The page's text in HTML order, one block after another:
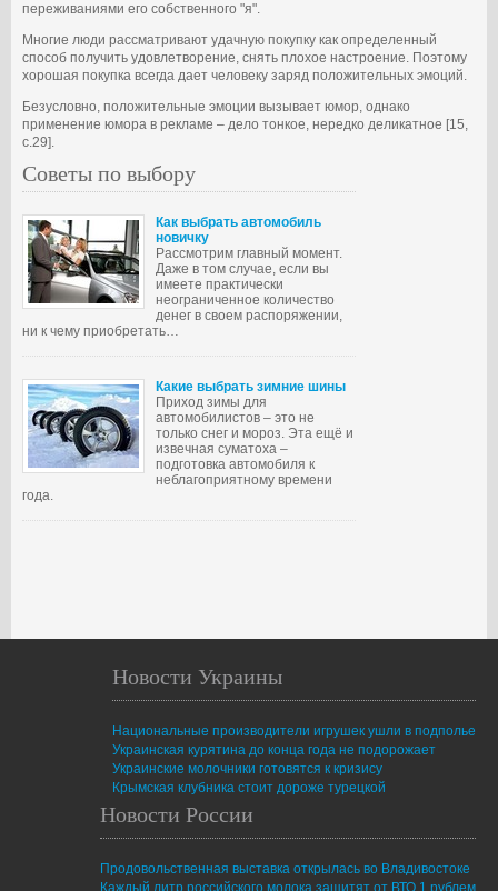
переживаниями его собственного "я".
Многие люди рассматривают удачную покупку как определенный
способ получить удовлетворение, снять плохое настроение. Поэтому
хорошая покупка всегда дает человеку заряд положительных эмоций.
Безусловно, положительные эмоции вызывает юмор, однако
применение юмора в рекламе – дело тонкое, нередко деликатное [15,
с.29].
Советы по выбору
Как выбрать автомобиль
новичку
Рассмотрим главный момент.
Даже в том случае, если вы
имеете практически
неограниченное количество
денег в своем распоряжении,
ни к чему приобретать…
Какие выбрать зимние шины
Приход зимы для
автомобилистов – это не
только снег и мороз. Эта ещё и
извечная суматоха –
подготовка автомобиля к
неблагоприятному времени
года.
Новости Украины
Национальные производители игрушек ушли в подполье
Украинская курятина до конца года не подорожает
Украинские молочники готовятся к кризису
Крымская клубника стоит дороже турецкой
Новости России
Продовольственная выставка открылась во Владивостоке
Каждый литр российского молока защитят от ВТО 1 рублем